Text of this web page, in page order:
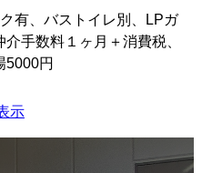
有、バストイレ別、LPガ
手数料１ヶ月＋消費税、
5000円
示